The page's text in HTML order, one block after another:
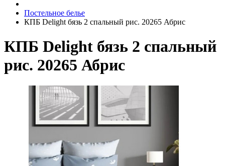
Постельное белье
КПБ Delight бязь 2 спальный рис. 20265 Абрис
КПБ Delight бязь 2 спальный
рис. 20265 Абрис